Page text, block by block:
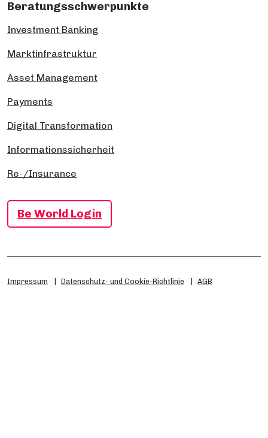
Beratungsschwerpunkte
Investment Banking
Marktinfrastruktur
Asset Management
Payments
Digital Transformation
Informationssicherheit
Re-/Insurance
Be World Login
Impressum Datenschutz- und Cookie-Richtlinie AGB